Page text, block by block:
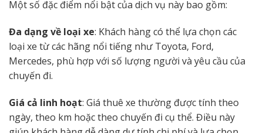
Một số đặc điểm nổi bật của dịch vụ này bao gồm:
Đa dạng về loại xe: Khách hàng có thể lựa chọn các
loại xe từ các hãng nổi tiếng như Toyota, Ford,
Mercedes, phù hợp với số lượng người và yêu cầu của
chuyến đi.
Giá cả linh hoạt: Giá thuê xe thường được tính theo
ngày, theo km hoặc theo chuyến đi cụ thể. Điều này